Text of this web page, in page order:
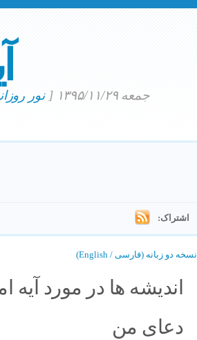
جمعه ۱۳۹۵/۱۱/۲۹ [نور
اشتراک:
نسخه دو زبانه (فارسی / English)
اندیشه ها در مورد آیه
دعای من